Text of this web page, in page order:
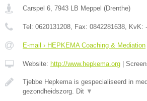
Carspel 6, 7943 LB Meppel (Drenthe)
Tel: 0620131208, Fax: 0842281638, KvK: -
E-mail › HEPKEMA Coaching & Mediation
Website: http://www.hepkema.org
Tjebbe Hepkema is gespecialiseerd in
gezondheidszorg. Dit ▼